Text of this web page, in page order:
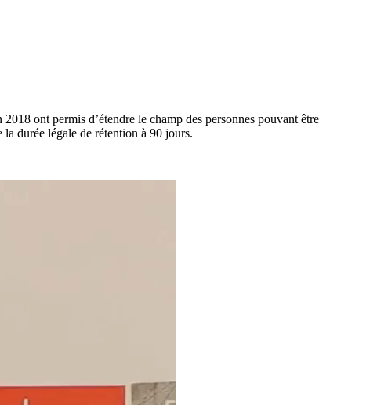
ont permis d’étendre le champ des personnes pouvant être
la durée légale de rétention à 90 jours.